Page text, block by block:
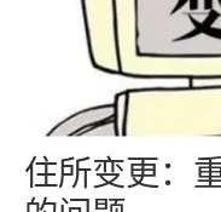
住所变更：